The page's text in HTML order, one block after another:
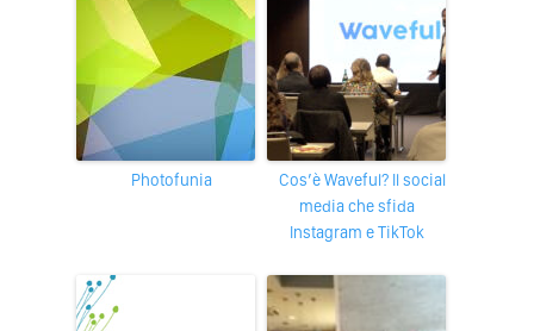
Photofunia
Cos’è Waveful? Il social
media che sfida
Instagram e TikTok